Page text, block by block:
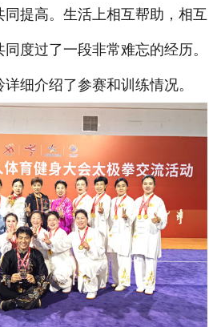
提高。生活上相互帮助，相互
度过了一段非常难忘的经历。
细介绍了参赛和训练情况。